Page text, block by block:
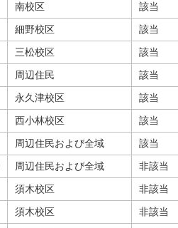
南校区 該当
細野校区 該当
三松校区 該当
周辺住民 該当
永久津校区 該当
西小林校区 該当
周辺住民および全域 該当
周辺住民および全域 非該当
須木校区 非該当
須木校区 非該当